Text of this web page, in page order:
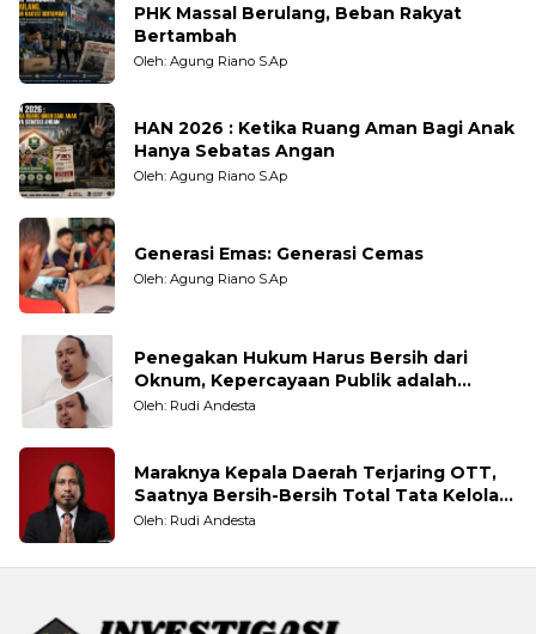
PHK Massal Berulang, Beban Rakyat
Bertambah
Oleh: Agung Riano S.Ap
HAN 2026 : Ketika Ruang Aman Bagi Anak
Hanya Sebatas Angan
Oleh: Agung Riano S.Ap
Generasi Emas: Generasi Cemas
Oleh: Agung Riano S.Ap
Penegakan Hukum Harus Bersih dari
Oknum, Kepercayaan Publik adalah
Taruhannya
Oleh: Rudi Andesta
Maraknya Kepala Daerah Terjaring OTT,
Saatnya Bersih-Bersih Total Tata Kelola
Pemerintahan
Oleh: Rudi Andesta